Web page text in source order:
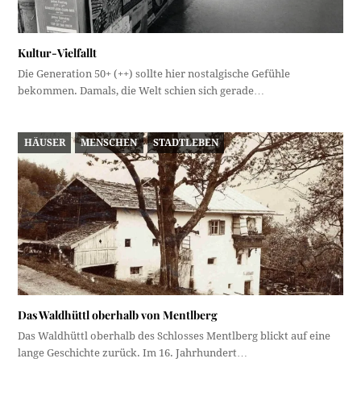
Kultur-Vielfallt
Die Generation 50+ (++) sollte hier nostalgische Gefühle
bekommen. Damals, die Welt schien sich gerade…
HÄUSER MENSCHEN STADTLEBEN
Das Waldhüttl oberhalb von Mentlberg
Das Waldhüttl oberhalb des Schlosses Mentlberg blickt auf eine
lange Geschichte zurück. Im 16. Jahrhundert…